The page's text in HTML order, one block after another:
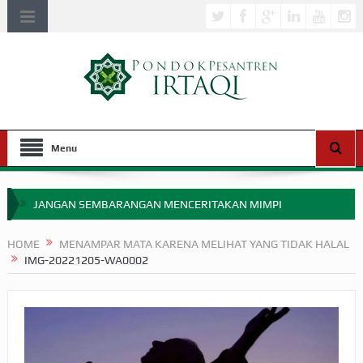
Menu
JANGAN SEMBARANGAN MENCERITAKAN MIMPI
MIMPI YANG DIABAIKAN MENJELANG PERANG BADAR
HAKIKAT NIKMAT DI DUNIA!
HOME
MENAMPAR MATA KARENA MELIHAT YANG TIDAK HALAL
IMG-20221205-WA0002